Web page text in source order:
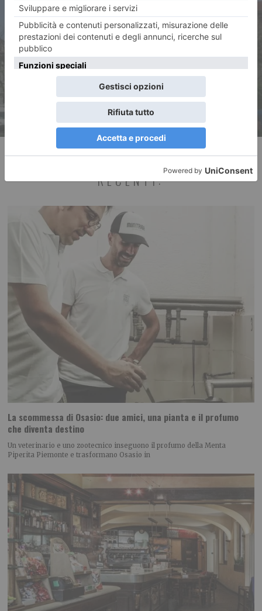
Piazza Benefica, troppe cadute
al mercato: quando l’estetica
non basta
RECENTI:
La scommessa di Osasio: due amici, una pianta e il profumo
che diventa destino
Un veterinario e uno zootecnico inseguono il profumo della Menta
Piperita Piemonte e trasformano Osasio in